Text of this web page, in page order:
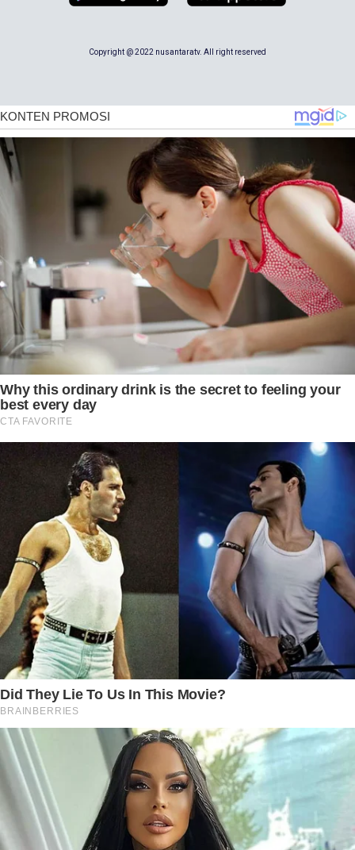
Copyright @ 2022 nusantaratv. All right reserved